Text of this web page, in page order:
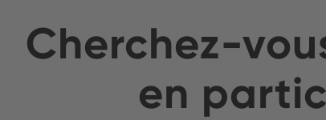
Cherchez-
en